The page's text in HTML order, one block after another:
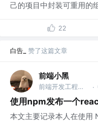
己的项目中封装可重用的
22
白告_ 赞了这篇文章
前端小黑
前端开发工程师 @DJI ·
使用npm发布一个
本文主要记录本人在使用